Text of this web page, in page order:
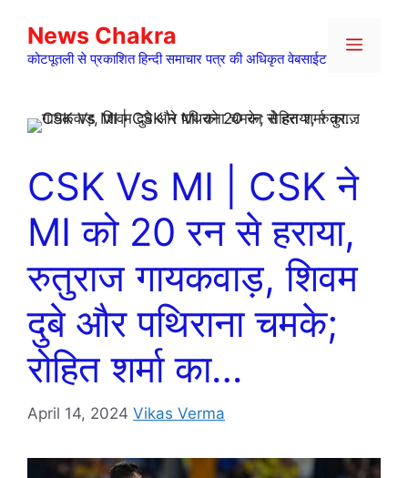
content
News Chakra
कोटपूतली से प्रकाशित हिन्दी समाचार पत्र की अधिकृत वेबसाईट
Menu
CSK Vs MI | CSK ने
MI को 20 रन से हराया,
रुतुराज गायकवाड़, शिवम
दुबे और पथिराना चमके;
रोहित शर्मा का…
April 14, 2024 Vikas Verma